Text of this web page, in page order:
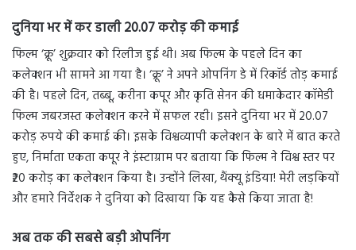
दुनिया भर में कर डाली 20.07 करोड़ की कमाई
फिल्म ‘क्रू’ शुक्रवार को रिलीज हुई थी। अब फिल्म के पहले दिन का
कलेक्शन भी सामने आ गया है। ‘क्रू’ ने अपने ओपनिंग डे में रिकॉर्ड तोड़ कमाई
की है। पहले दिन, तब्बू, करीना कपूर और कृति सेनन की धमाकेदार कॉमेडी
फिल्म जबरजस्त कलेक्शन करने में सफल रही। इसने दुनिया भर में 20.07
करोड़ रुपये की कमाई की। इसके विश्वव्यापी कलेक्शन के बारे में बात करते
हुए, निर्माता एकता कपूर ने इंस्टाग्राम पर बताया कि फिल्म ने विश्व स्तर पर
₹20 करोड़ का कलेक्शन किया है। उन्होंने लिखा, थैंक्यू इंडिया! मेरी लड़कियों
और हमारे निर्देशक ने दुनिया को दिखाया कि यह कैसे किया जाता है!
अब तक की सबसे बड़ी ओपनिंग